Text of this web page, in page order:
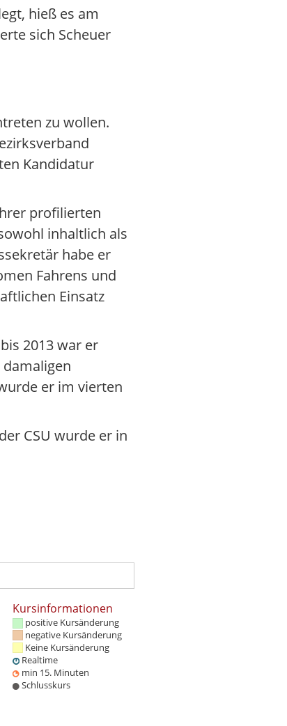
hieß es am
sich Scheuer
zu wollen.
Kandidatur
profilierten
inhaltlich als
habe er
Fahrens und
Einsatz
2013 war er
er im vierten
CSU wurde er in
Kursinformationen
positive Kursänderung
negative Kursänderung
Keine Kursänderung
Realtime
min 15. Minuten
Schlusskurs